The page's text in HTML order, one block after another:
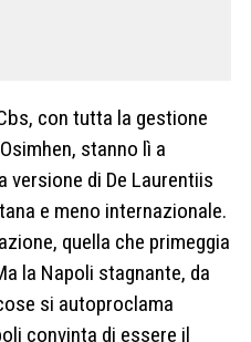
con tutta la gestione
stanno lì a
versione di De Laurentiis
e meno internazionale.
quella che primeggia
la Napoli stagnante, da
si autoproclama
convinta di essere il